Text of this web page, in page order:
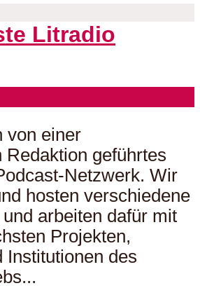
Litradio
von einer
Redaktion geführtes
Netzwerk. Wir
hosten verschiedene
arbeiten dafür mit
Projekten,
Institutionen des